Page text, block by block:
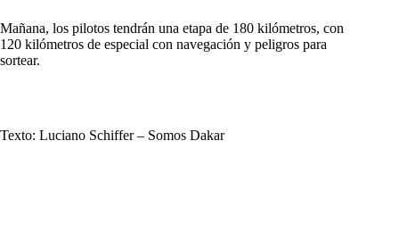
Mañana, los pilotos tendrán una etapa de 180 kilómetros, con
120 kilómetros de especial con navegación y peligros para
sortear.
Texto: Luciano Schiffer – Somos Dakar